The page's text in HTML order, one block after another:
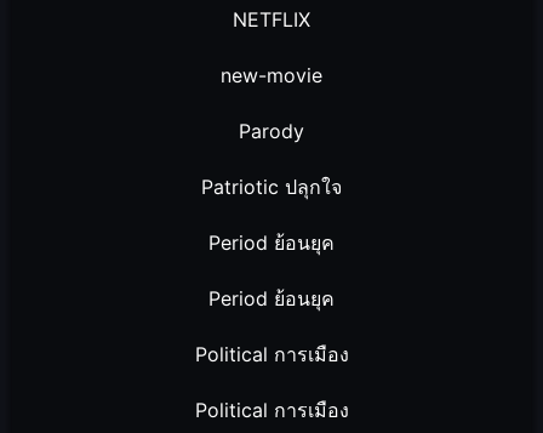
NETFLIX
new-movie
Parody
Patriotic ปลุกใจ
Period ย้อนยุค
Period ย้อนยุค
Political การเมือง
Political การเมือง